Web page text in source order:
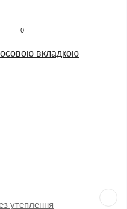
0
вкладкою